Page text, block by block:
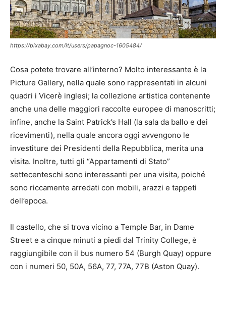
https://pixabay.com/it/users/papagnoc-1605484/
Cosa potete trovare all’interno? Molto interessante è la
Picture Gallery, nella quale sono rappresentati in alcuni
quadri i Vicerè inglesi; la collezione artistica contenente
anche una delle maggiori raccolte europee di manoscritti;
infine, anche la Saint Patrick’s Hall (la sala da ballo e dei
ricevimenti), nella quale ancora oggi avvengono le
investiture dei Presidenti della Repubblica, merita una
visita. Inoltre, tutti gli “Appartamenti di Stato”
settecenteschi sono interessanti per una visita, poiché
sono riccamente arredati con mobili, arazzi e tappeti
dell’epoca.
Il castello, che si trova vicino a Temple Bar, in Dame
Street e a cinque minuti a piedi dal Trinity College, è
raggiungibile con il bus numero 54 (Burgh Quay) oppure
con i numeri 50, 50A, 56A, 77, 77A, 77B (Aston Quay).